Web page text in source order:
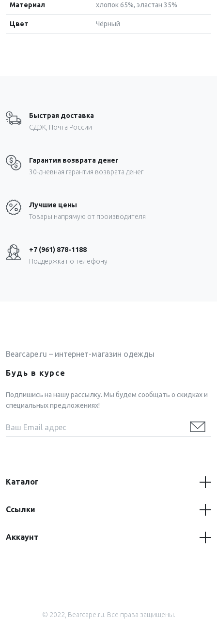
Материал хлопок 65%, эластан 35%
Цвет Чёрный
Быстрая доставка
СДЭК, Почта России
Гарантия возврата денег
30-дневная гарантия возврата денег
Лучшие цены
Товары напрямую от производителя
+7 (961) 878-1188
Поддержка по телефону
Bearcape.ru – интернет-магазин одежды
Будь в курсе
Подпишись на нашу рассылку. Мы будем сообщать о скидках и
специальных предложениях!
Каталог
Ссылки
Аккаунт
© 2022, Bearcape.ru. Все права защищены.